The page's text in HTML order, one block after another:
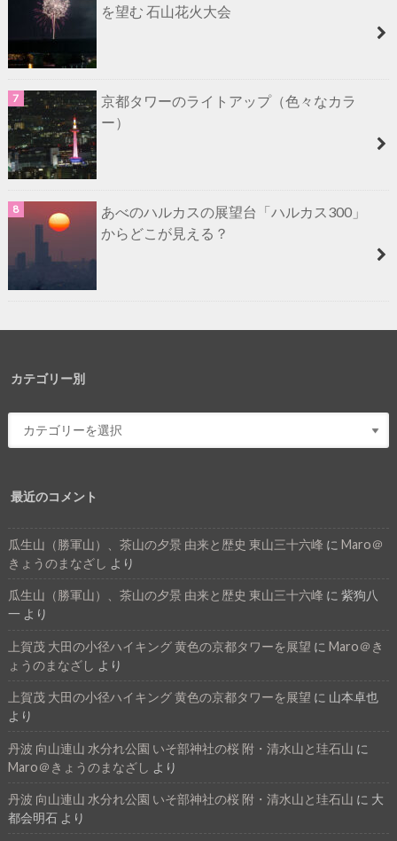
を望む 石山花火大会
京都タワーのライトアップ（色々なカラ
ー）
あべのハルカスの展望台「ハルカス300」
からどこが見える？
カテゴリー別
最近のコメント
瓜生山（勝軍山）、茶山の夕景 由来と歴史 東山三十六峰 に Maro＠
きょうのまなざし より
瓜生山（勝軍山）、茶山の夕景 由来と歴史 東山三十六峰 に 紫狗八
一 より
上賀茂 大田の小径ハイキング 黄色の京都タワーを展望 に Maro＠き
ょうのまなざし より
上賀茂 大田の小径ハイキング 黄色の京都タワーを展望 に 山本卓也
より
丹波 向山連山 水分れ公園 いそ部神社の桜 附・清水山と珪石山 に
Maro＠きょうのまなざし より
丹波 向山連山 水分れ公園 いそ部神社の桜 附・清水山と珪石山 に 大
都会明石より